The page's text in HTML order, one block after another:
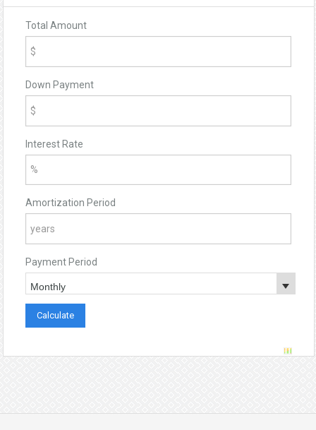
Total Amount
Down Payment
Interest Rate
Amortization Period
Payment Period